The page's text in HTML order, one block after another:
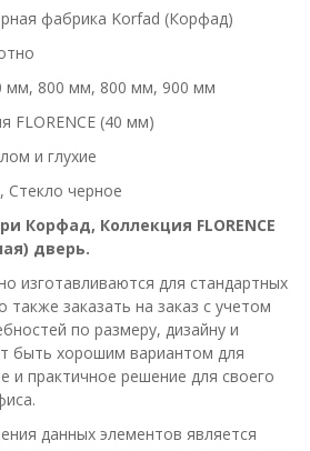
фабрика Korfad (Корфад)
мм, 800 мм, 800 мм, 900 мм
FLORENCE (40 мм)
и глухие
Стекло черное
Корфад, Коллекция FLORENCE
дверь.
изготавливаются для стандартных
заказать на заказ с учетом
по размеру, дизайну и
быть хорошим вариантом для
и практичное решение для своего
данных элементов является